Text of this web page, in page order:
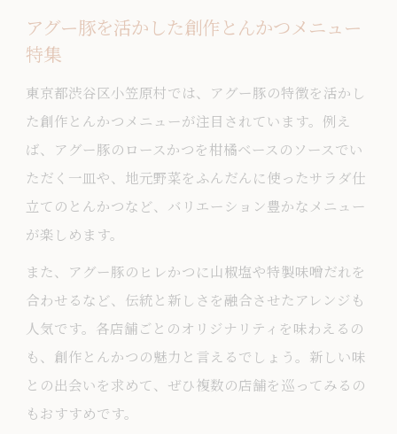
アグー豚を活かした創作とんかつメニュー
特集
東京都渋谷区小笠原村では、アグー豚の特徴を活かし
た創作とんかつメニューが注目されています。例え
ば、アグー豚のロースかつを柑橘ベースのソースでい
ただく一皿や、地元野菜をふんだんに使ったサラダ仕
立てのとんかつなど、バリエーション豊かなメニュー
が楽しめます。
また、アグー豚のヒレかつに山椒塩や特製味噌だれを
合わせるなど、伝統と新しさを融合させたアレンジも
人気です。各店舗ごとのオリジナリティを味わえるの
も、創作とんかつの魅力と言えるでしょう。新しい味
との出会いを求めて、ぜひ複数の店舗を巡ってみるの
もおすすめです。